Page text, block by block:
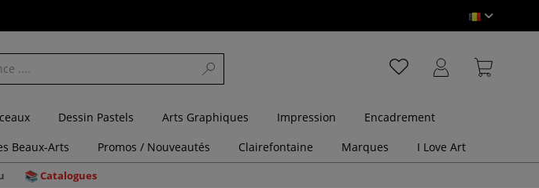
Dessin Pastels Arts Graphiques Impression
Encadrement
Beaux-Arts Promos / Nouveautés Clairefontaine Marques I Love Art
Catalogues